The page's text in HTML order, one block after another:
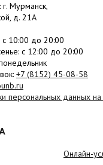
Мурманск,
д. 21А
: с 10:00 до 20:00
: c 12:00 до 20:00
+7 (8152) 45-08-58
персональных данных
Онлайн-